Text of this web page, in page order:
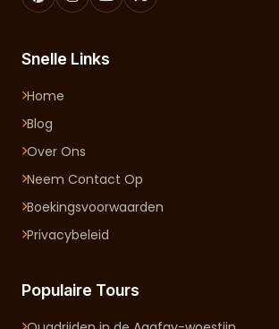
Snelle Links
Home
Blog
Over Ons
Neem Contact Op
Boekingsvoorwaarden
Privacybeleid
Populaire Tours